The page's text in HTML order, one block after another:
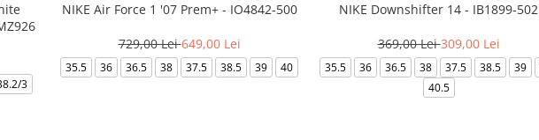
3
NIKE Air Force 1 '07 Prem+ - IO4842-500
729,00 Lei649,00 Lei
35.5 36 36.5 38 37.5 38.5 39 40
NIKE Downshifter 14 - IB1899-502
369,00 Lei309,00 Lei
35.5 36 36.5 38 37.5 38.5 39
40.5